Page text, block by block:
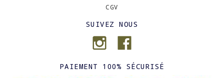
CGV
SUIVEZ NOUS
PAIEMENT 100% SÉCURISÉ